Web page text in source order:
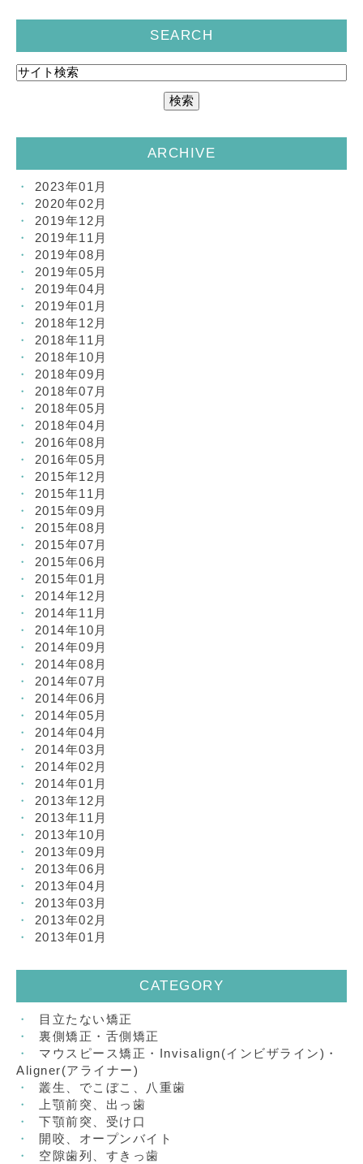
SEARCH
ARCHIVE
2023年01月
2020年02月
2019年12月
2019年11月
2019年08月
2019年05月
2019年04月
2019年01月
2018年12月
2018年11月
2018年10月
2018年09月
2018年07月
2018年05月
2018年04月
2016年08月
2016年05月
2015年12月
2015年11月
2015年09月
2015年08月
2015年07月
2015年06月
2015年01月
2014年12月
2014年11月
2014年10月
2014年09月
2014年08月
2014年07月
2014年06月
2014年05月
2014年04月
2014年03月
2014年02月
2014年01月
2013年12月
2013年11月
2013年10月
2013年09月
2013年06月
2013年04月
2013年03月
2013年02月
2013年01月
CATEGORY
目立たない矯正
裏側矯正・舌側矯正
マウスピース矯正・Invisalign(インビザライン)・
Aligner(アライナー)
叢生、でこぼこ、八重歯
上顎前突、出っ歯
下顎前突、受け口
開咬、オープンバイト
空隙歯列、すきっ歯